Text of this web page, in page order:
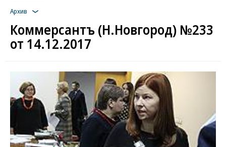
Архив
Коммерсантъ (Н.Новгород) №233
от 14.12.2017